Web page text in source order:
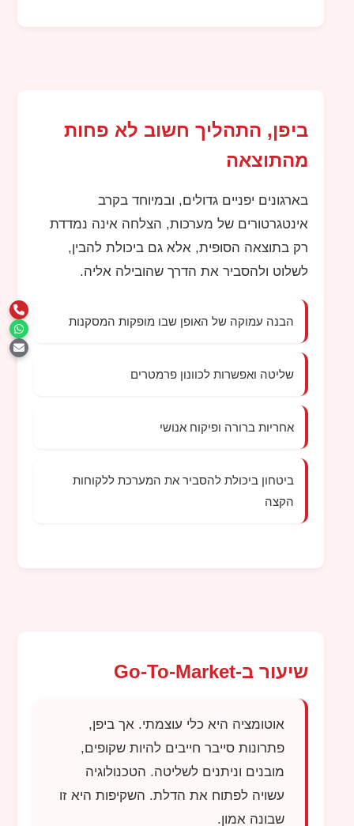
ביפן, התהליך חשוב לא פחות
מהתוצאה
בארגונים יפניים גדולים, ובמיוחד בקרב
אינטגרטורים של מערכות, הצלחה אינה נמדדת
רק בתוצאה הסופית, אלא גם ביכולת להבין,
לשלוט ולהסביר את הדרך שהובילה אליה.
הבנה עמוקה של האופן שבו מופקות המסקנות
שליטה ואפשרות לכוונון פרמטרים
אחריות ברורה ופיקוח אנושי
ביטחון ביכולת להסביר את המערכת ללקוחות
הקצה
שיעור ב-Go-To-Market
אוטומציה היא כלי עוצמתי. אך ביפן,
פתרונות סייבר חייבים להיות שקופים,
מובנים וניתנים לשליטה. הטכנולוגיה
עשויה לפתוח את הדלת. השקיפות היא זו
שבונה אמון.